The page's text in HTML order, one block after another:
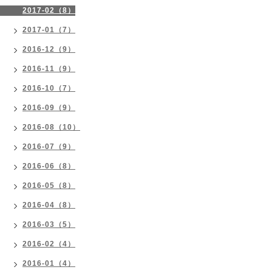
2017-02（8）
2017-01（7）
2016-12（9）
2016-11（9）
2016-10（7）
2016-09（9）
2016-08（10）
2016-07（9）
2016-06（8）
2016-05（8）
2016-04（8）
2016-03（5）
2016-02（4）
2016-01（4）